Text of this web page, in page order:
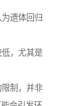
遗体回归
，尤其是
制，并非